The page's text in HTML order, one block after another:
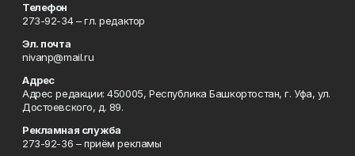
Телефон
273-92-34 – гл. редактор
Эл. почта
nivanp@mail.ru
Адрес
Адрес редакции: 450005, Республика Башкортостан, г. Уфа, ул.
Достоевского, д. 89.
Рекламная служба
273-92-36 – приём рекламы